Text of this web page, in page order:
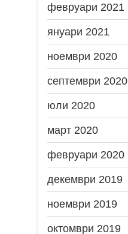
февруари 2021
януари 2021
ноември 2020
септември 2020
юли 2020
март 2020
февруари 2020
декември 2019
ноември 2019
октомври 2019